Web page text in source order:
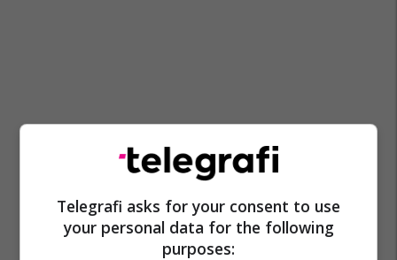
Telegrafi asks for your consent to use
your personal data for the following
purposes: